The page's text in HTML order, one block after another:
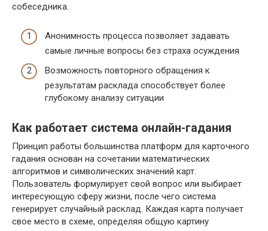
собеседника.
Анонимность процесса позволяет задавать
самые личные вопросы без страха осуждения
Возможность повторного обращения к
результатам расклада способствует более
глубокому анализу ситуации
Как работает система онлайн-гадания
Принцип работы большинства платформ для карточного
гадания основан на сочетании математических
алгоритмов и символических значений карт.
Пользователь формулирует свой вопрос или выбирает
интересующую сферу жизни, после чего система
генерирует случайный расклад. Каждая карта получает
свое место в схеме, определяя общую картину